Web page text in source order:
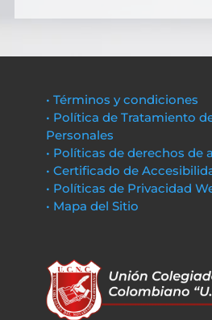
• Términos y condiciones
• Política de Tratamiento
Personales
• Políticas de derechos de
• Certificado de
• Políticas de Privacidad
• Mapa del Sitio